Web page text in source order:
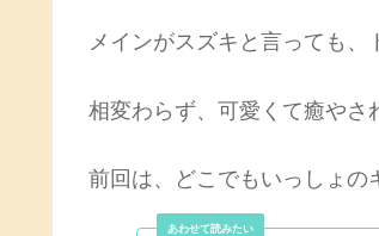
メインがスズキと言っても、
相変わらず、可愛くて癒やさ
前回は、どこでもいっしょの